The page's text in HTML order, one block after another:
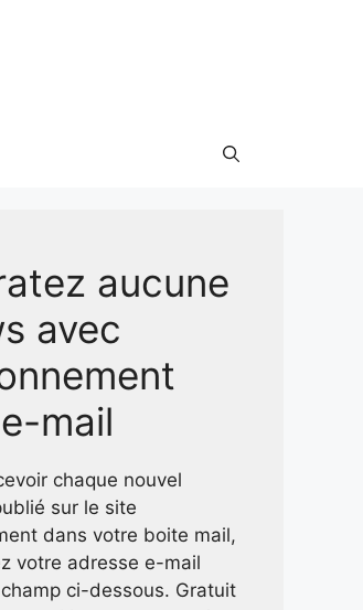
aucune
avec
mail
chaque nouvel
sur le site
dans votre boite mail,
votre adresse e-mail
ci-dessous. Gratuit